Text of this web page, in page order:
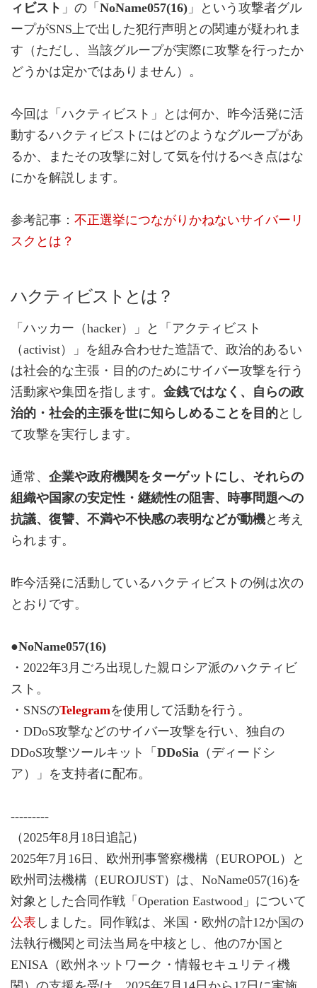
ィビスト 」の「 NoName057(16) 」という攻撃者グル
ープがSNS上で出した犯行声明との関連が疑われま
す（ただし、当該グループが実際に攻撃を行ったか
どうかは定かではありません）。
今回は「ハクティビスト」とは何か、昨今活発に活
動するハクティビストにはどのようなグループがあ
るか、またその攻撃に対して気を付けるべき点はな
にかを解説します。
参考記事： 不正選挙につながりかねないサイバーリ
スクとは？
ハクティビストとは？
「ハッカー（hacker）」と「アクティビスト
（activist）」を組み合わせた造語で、政治的あるい
は社会的な主張・目的のためにサイバー攻撃を行う
活動家や集団を指します。 金銭ではなく、自らの政
治的・社会的主張を世に知らしめることを目的とし
て攻撃を実行します。
通常、 企業や政府機関をターゲットにし、それらの
組織や国家の安定性・継続性の阻害、時事問題への
抗議、復讐、不満や不快感の表明などが動機と考え
られます。
昨今活発に活動しているハクティビストの例は次の
とおりです。
●NoName057(16)
・2022年3月ごろ出現した親ロシア派のハクティビ
スト。
・SNSのTelegramを使用して活動を行う。
・DDoS攻撃などのサイバー攻撃を行い、独自の
DDoS攻撃ツールキット「 DDoSia （ディードシ
ア）」を支持者に配布。
---------
（2025年8月18日追記）
2025年7月16日、欧州刑事警察機構（EUROPOL）と
欧州司法機構（EUROJUST）は、NoName057(16)を
対象とした合同作戦「Operation Eastwood」について
公表 しました。同作戦は、米国・欧州の計12か国の
法執行機関と司法当局を中核とし、他の7か国と
ENISA（欧州ネットワーク・情報セキュリティ機